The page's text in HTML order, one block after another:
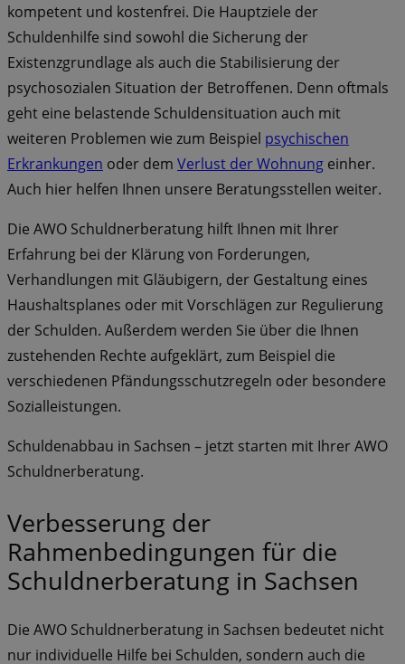
kompetent und kostenfrei. Die Hauptziele der
Schuldenhilfe sind sowohl die Sicherung der
Existenzgrundlage als auch die Stabilisierung der
psychosozialen Situation der Betroffenen. Denn oftmals
geht eine belastende Schuldensituation auch mit
weiteren Problemen wie zum Beispiel psychischen
Erkrankungen oder dem Verlust der Wohnung einher.
Auch hier helfen Ihnen unsere Beratungsstellen weiter.
Die AWO Schuldnerberatung hilft Ihnen mit Ihrer
Erfahrung bei der Klärung von Forderungen,
Verhandlungen mit Gläubigern, der Gestaltung eines
Haushaltsplanes oder mit Vorschlägen zur Regulierung
der Schulden. Außerdem werden Sie über die Ihnen
zustehenden Rechte aufgeklärt, zum Beispiel die
verschiedenen Pfändungsschutzregeln oder besondere
Sozialleistungen.
Schuldenabbau in Sachsen – jetzt starten mit Ihrer AWO
Schuldnerberatung.
Verbesserung der
Rahmenbedingungen für die
Schuldnerberatung in Sachsen
Die AWO Schuldnerberatung in Sachsen bedeutet nicht
nur individuelle Hilfe bei Schulden, sondern auch die